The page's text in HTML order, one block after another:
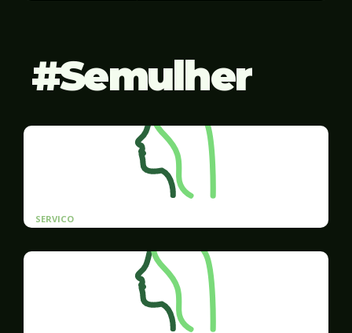
Semulher
SERVICO
mulheres vítimas de violência